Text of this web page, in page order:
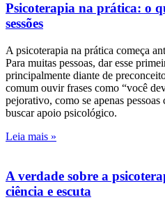
Psicoterapia na prática: o
sessões
A psicoterapia na prática começa
Para muitas pessoas, dar esse
principalmente diante de
comum ouvir frases como “você
pejorativo, como se apenas
buscar apoio psicológico.
Leia mais »
A verdade sobre a
ciência e escuta